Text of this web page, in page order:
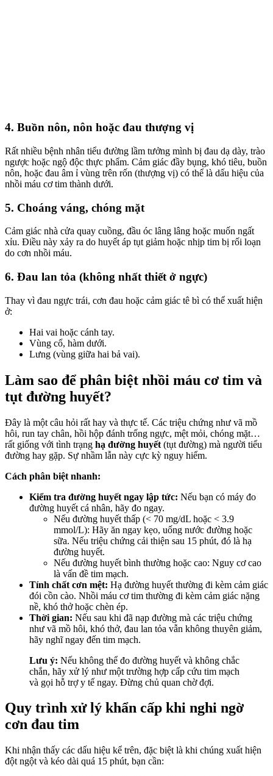
4. Buồn nôn, nôn hoặc đau thượng vị
Rất nhiều bệnh nhân tiểu đường lầm tưởng mình bị đau dạ dày, trào
ngược hoặc ngộ độc thực phẩm. Cảm giác đầy bụng, khó tiêu, buồn
nôn, hoặc đau âm ỉ vùng trên rốn (thượng vị) có thể là dấu hiệu của
nhồi máu cơ tim thành dưới.
5. Choáng váng, chóng mặt
Cảm giác nhà cửa quay cuồng, đầu óc lâng lâng hoặc muốn ngất
xỉu. Điều này xảy ra do huyết áp tụt giảm hoặc nhịp tim bị rối loạn
do cơn nhồi máu.
6. Đau lan tỏa (không nhất thiết ở ngực)
Thay vì đau ngực trái, cơn đau hoặc cảm giác tê bì có thể xuất hiện
ở:
Hai vai hoặc cánh tay.
Vùng cổ, hàm dưới.
Lưng (vùng giữa hai bả vai).
Làm sao để phân biệt nhồi máu cơ tim và
tụt đường huyết?
Đây là một câu hỏi rất hay và thực tế. Các triệu chứng như vã mồ
hôi, run tay chân, hồi hộp đánh trống ngực, mệt mỏi, chóng mặt…
rất giống với tình trạng hạ đường huyết (tụt đường) mà người tiểu
đường hay gặp. Sự nhầm lẫn này cực kỳ nguy hiểm.
Cách phân biệt nhanh:
Kiểm tra đường huyết ngay lập tức: Nếu bạn có máy đo
đường huyết cá nhân, hãy đo ngay.
Nếu đường huyết thấp (< 70 mg/dL hoặc < 3.9
mmol/L): Hãy ăn ngay kẹo, uống nước đường hoặc
sữa. Nếu triệu chứng cải thiện sau 15 phút, đó là hạ
đường huyết.
Nếu đường huyết bình thường hoặc cao: Nguy cơ cao
là vấn đề tim mạch.
Tính chất cơn mệt: Hạ đường huyết thường đi kèm cảm giác
đói cồn cào. Nhồi máu cơ tim thường đi kèm cảm giác nặng
nề, khó thở hoặc chèn ép.
Thời gian: Nếu sau khi đã nạp đường mà các triệu chứng
như vã mồ hôi, khó thở, đau lan tỏa vẫn không thuyên giảm,
hãy nghĩ ngay đến tim mạch.
Lưu ý: Nếu không thể đo đường huyết và không chắc
chắn, hãy xử lý như một trường hợp cấp cứu tim mạch
và gọi hỗ trợ y tế ngay. Đừng chủ quan chờ đợi.
Quy trình xử lý khẩn cấp khi nghi ngờ
cơn đau tim
Khi nhận thấy các dấu hiệu kể trên, đặc biệt là khi chúng xuất hiện
đột ngột và kéo dài quá 15 phút, bạn cần: